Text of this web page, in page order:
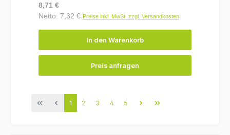
Regulärer Preis:
8,71 €
Netto: 7,32 € Preise inkl. MwSt. zzgl. Versandkosten
In den Warenkorb
Preis anfragen
Seite
1 Seite
2 Seite
3 Seite
4 Seite
5